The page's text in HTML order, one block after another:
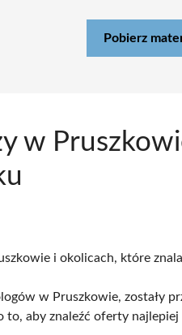
Pobierz
w
i okolicach, które
w Pruszkowie, zostały
to, aby znaleźć oferty